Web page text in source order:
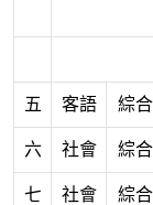
五 客語 綜
六 社會 綜
七 社會 綜